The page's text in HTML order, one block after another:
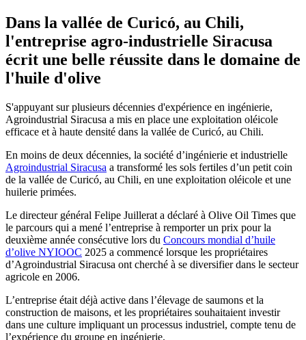
Dans la vallée de Curicó, au Chili,
l'entreprise agro-industrielle Siracusa
écrit une belle réussite dans le domaine de
l'huile d'olive
S'appuyant sur plusieurs décennies d'expérience en ingénierie,
Agroindustrial Siracusa a mis en place une exploitation oléicole
efficace et à haute densité dans la vallée de Curicó, au Chili.
En moins de deux décennies, la société d’ingénierie et industrielle
Agroindustrial Siracusa a transformé les sols fertiles d’un petit coin
de la vallée de Curicó, au Chili, en une exploitation oléicole et une
huilerie primées.
Le directeur général Felipe Juillerat a déclaré à Olive Oil Times que
le parcours qui a mené l’entreprise à remporter un prix pour la
deuxième année consécutive lors du Concours mondial d’huile
d’olive NYIOOC 2025 a commencé lorsque les propriétaires
d’Agroindustrial Siracusa ont cherché à se diversifier dans le secteur
agricole en 2006.
L’entreprise était déjà active dans l’élevage de saumons et la
construction de maisons, et les propriétaires souhaitaient investir
dans une culture impliquant un processus industriel, compte tenu de
l’expérience du groupe en ingénierie.